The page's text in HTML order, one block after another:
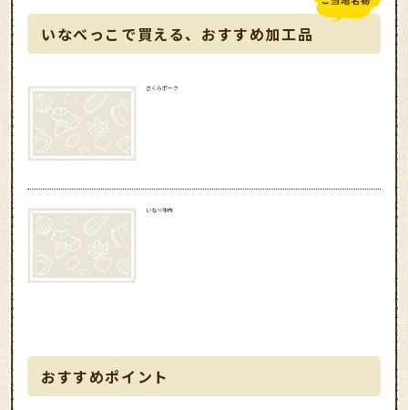
いなべっこで買える、おすすめ加工品
さくらポーク
いなべ牛肉
おすすめポイント